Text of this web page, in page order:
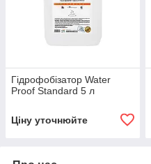
Гідрофобізатор Water
Proof Standard 5 л
Ціну уточнюйте